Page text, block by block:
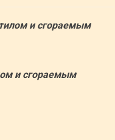
и сгораемым